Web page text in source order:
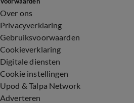
Over ons
Privacyverklaring
Gebruiksvoorwaarden
Cookieverklaring
Digitale diensten
Cookie instellingen
Upod & Talpa Network
Adverteren